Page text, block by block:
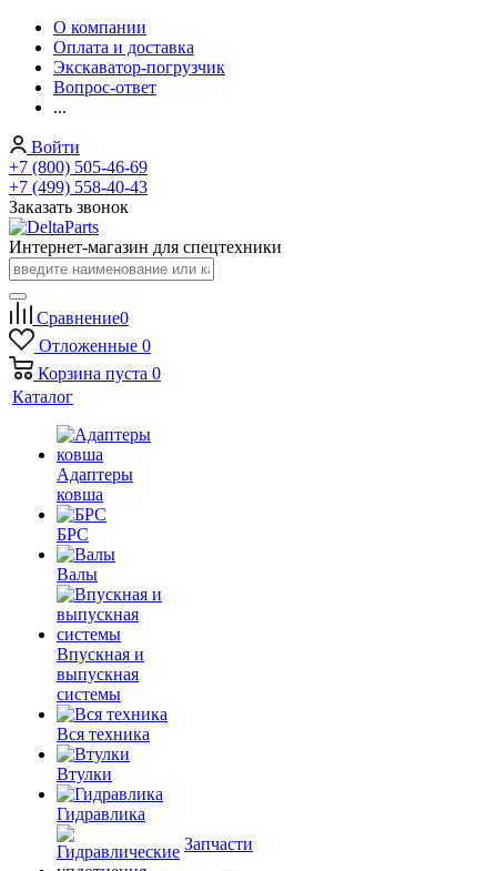
О компании
Оплата и доставка
Экскаватор-погрузчик
Вопрос-ответ
...
Войти
+7 (800) 505-46-69
+7 (499) 558-40-43
Заказать звонок
Интернет-магазин для спецтехники
Сравнение0
Отложенные 0
Корзина пуста 0
Каталог
Адаптеры
ковша
БРС
Валы
Впускная и
выпускная
системы
Вся техника
Втулки
Гидравлика
Запчасти